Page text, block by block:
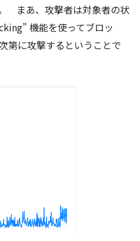
まあ、攻撃者は対象者の状
機能を使ってブロッ
第に攻撃するということで